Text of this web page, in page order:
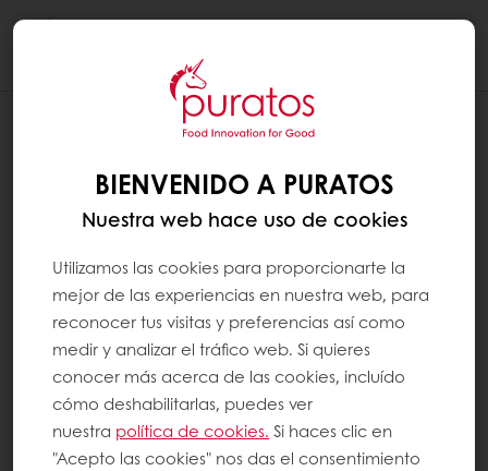
BIENVENIDO A PURATOS
Nuestra web hace uso de cookies
Utilizamos las cookies para proporcionarte la
mejor de las experiencias en nuestra web, para
reconocer tus visitas y preferencias así como
medir y analizar el tráfico web. Si quieres
conocer más acerca de las cookies, incluído
cómo deshabilitarlas, puedes ver
nuestra política de cookies. Si haces clic en
"Acepto las cookies" nos das el consentimiento